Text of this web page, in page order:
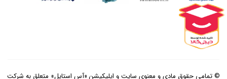
© تمامی حقوق مادی و معنوی سایت و اپلیکیشن «آس استایل» متعلق به شرکت